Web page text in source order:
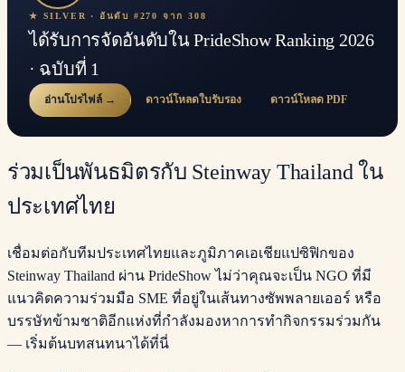
★ SILVER · อันดับ #270 จาก 308
ได้รับการจัดอันดับใน PrideShow Ranking 2026
· ฉบับที่ 1
อ่านโปรไฟล์ → ดาวน์โหลดใบรับรอง ดาวน์โหลด PDF
ร่วมเป็นพันธมิตรกับ Steinway Thailand ใน
ประเทศไทย
เชื่อมต่อกับทีมประเทศไทยและภูมิภาคเอเชียแปซิฟิกของ
Steinway Thailand ผ่าน PrideShow ไม่ว่าคุณจะเป็น NGO ที่มี
แนวคิดความร่วมมือ SME ที่อยู่ในเส้นทางซัพพลายเออร์ หรือ
บรรษัทข้ามชาติอีกแห่งที่กำลังมองหาการทำกิจกรรมร่วมกัน
— เริ่มต้นบทสนทนาได้ที่นี่